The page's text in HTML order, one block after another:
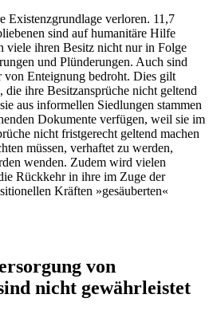
Existenzgrundlage verloren. 11,7
sind auf humanitäre Hilfe
viele ihren Besitz nicht nur in Folge
und Plünderungen. Auch sind
von Enteignung bedroht. Dies gilt
die ihre Besitzansprüche nicht geltend
aus informellen Siedlungen stammen
Dokumente verfügen, weil sie im
nicht fristgerecht geltend machen
müssen, verhaftet zu werden,
wenden. Zudem wird vielen
Rückkehr in ihre im Zuge der
Kräften »gesäuberten«
von
nicht gewährleistet